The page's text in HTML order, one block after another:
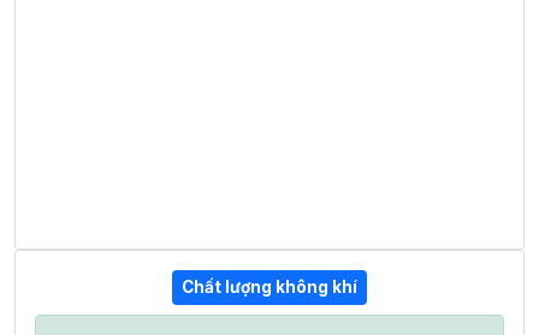
Chất lượng không khí